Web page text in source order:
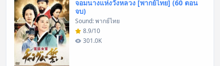
จอมนางแห่งวังหลวง [พากย์ไทย] (60 ตอน
จบ)
Sound: พากย์ไทย
8.9/10
301.0K